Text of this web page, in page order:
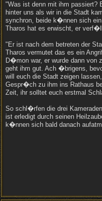
"Was ist denn mit ihm passiert?
hinter uns als wir in die Stadt
synchron, beide k�nnen sich
Tharos hat es erwischt, er
"Er ist nach dem betreten der
Tharos vermutet das es ein
D�mon war, er wurde dann von
geht ihm gut. Ach �brigens,
will euch die Stadt zeigen
Gespr�ch zu ihm ins Rathaus
Zeit, ihr solltet euch erstmal
So schl�rfen die drei
ist erledigt durch seinen
k�nnen sich bald danach